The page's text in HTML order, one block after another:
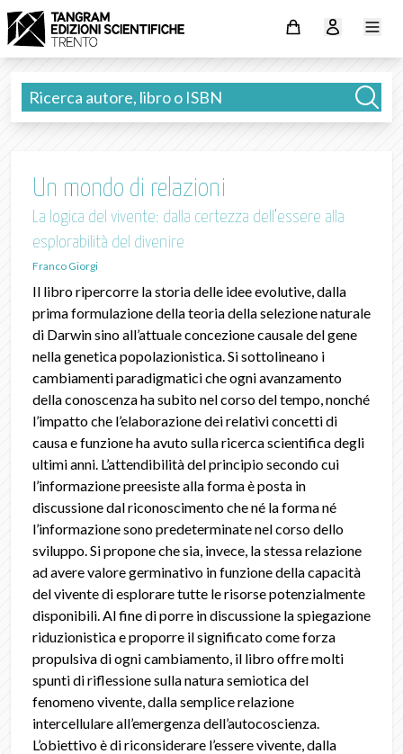
Un mondo di relazioni
La logica del vivente: dalla certezza dell’essere alla
esplorabilità del divenire
Franco Giorgi
Il libro ripercorre la storia delle idee evolutive, dalla
prima formulazione della teoria della selezione naturale
di Darwin sino all’attuale concezione causale del gene
nella genetica popolazionistica. Si sottolineano i
cambiamenti paradigmatici che ogni avanzamento
della conoscenza ha subito nel corso del tempo, nonché
l’impatto che l’elaborazione dei relativi concetti di
causa e funzione ha avuto sulla ricerca scientifica degli
ultimi anni. L’attendibilità del principio secondo cui
l’informazione preesiste alla forma è posta in
discussione dal riconoscimento che né la forma né
l’informazione sono predeterminate nel corso dello
sviluppo. Si propone che sia, invece, la stessa relazione
ad avere valore germinativo in funzione della capacità
del vivente di esplorare tutte le risorse potenzialmente
disponibili. Al fine di porre in discussione la spiegazione
riduzionistica e proporre il significato come forza
propulsiva di ogni cambiamento, il libro offre molti
spunti di riflessione sulla natura semiotica del
fenomeno vivente, dalla semplice relazione
intercellulare all’emergenza dell’autocoscienza.
L’obiettivo è di riconsiderare l’essere vivente, dalla